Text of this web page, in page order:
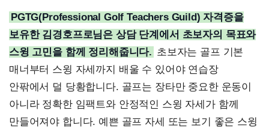
PGTG(Professional Golf Teachers Guild) 자격증을
보유한 김경호프로님은 상담 단계에서 초보자의 목표와
스윙 고민을 함께 정리해줍니다. 초보자는 골프 기본
매너부터 스윙 자세까지 배울 수 있어야 연습장
안팎에서 덜 당황합니다. 골프는 장타만 중요한 운동이
아니라 정확한 임팩트와 안정적인 스윙 자세가 함께
만들어져야 합니다. 예쁜 골프 자세 또는 보기 좋은 스윙